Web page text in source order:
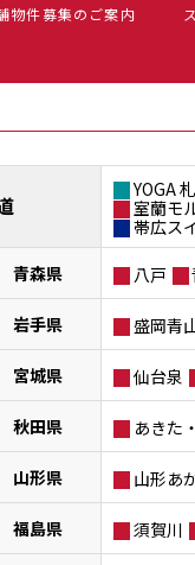
物件募集のご案内
YOGA
室蘭モ
帯広ス
青森県 八戸
岩手県 盛岡青
宮城県 仙台泉
秋田県 あきた
山形県 山形あ
福島県 須賀川